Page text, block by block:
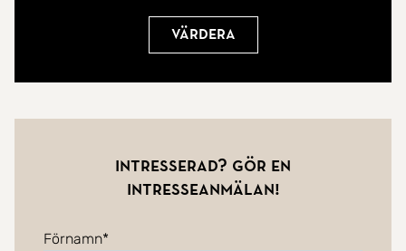
Värdera
Intresserad? Gör en
intresseanmälan!
Förnamn